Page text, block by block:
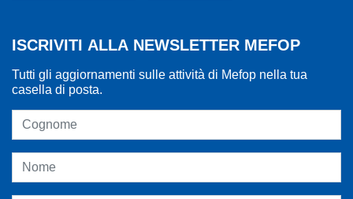
ISCRIVITI ALLA NEWSLETTER MEFOP
Tutti gli aggiornamenti sulle attività di Mefop nella tua
casella di posta.